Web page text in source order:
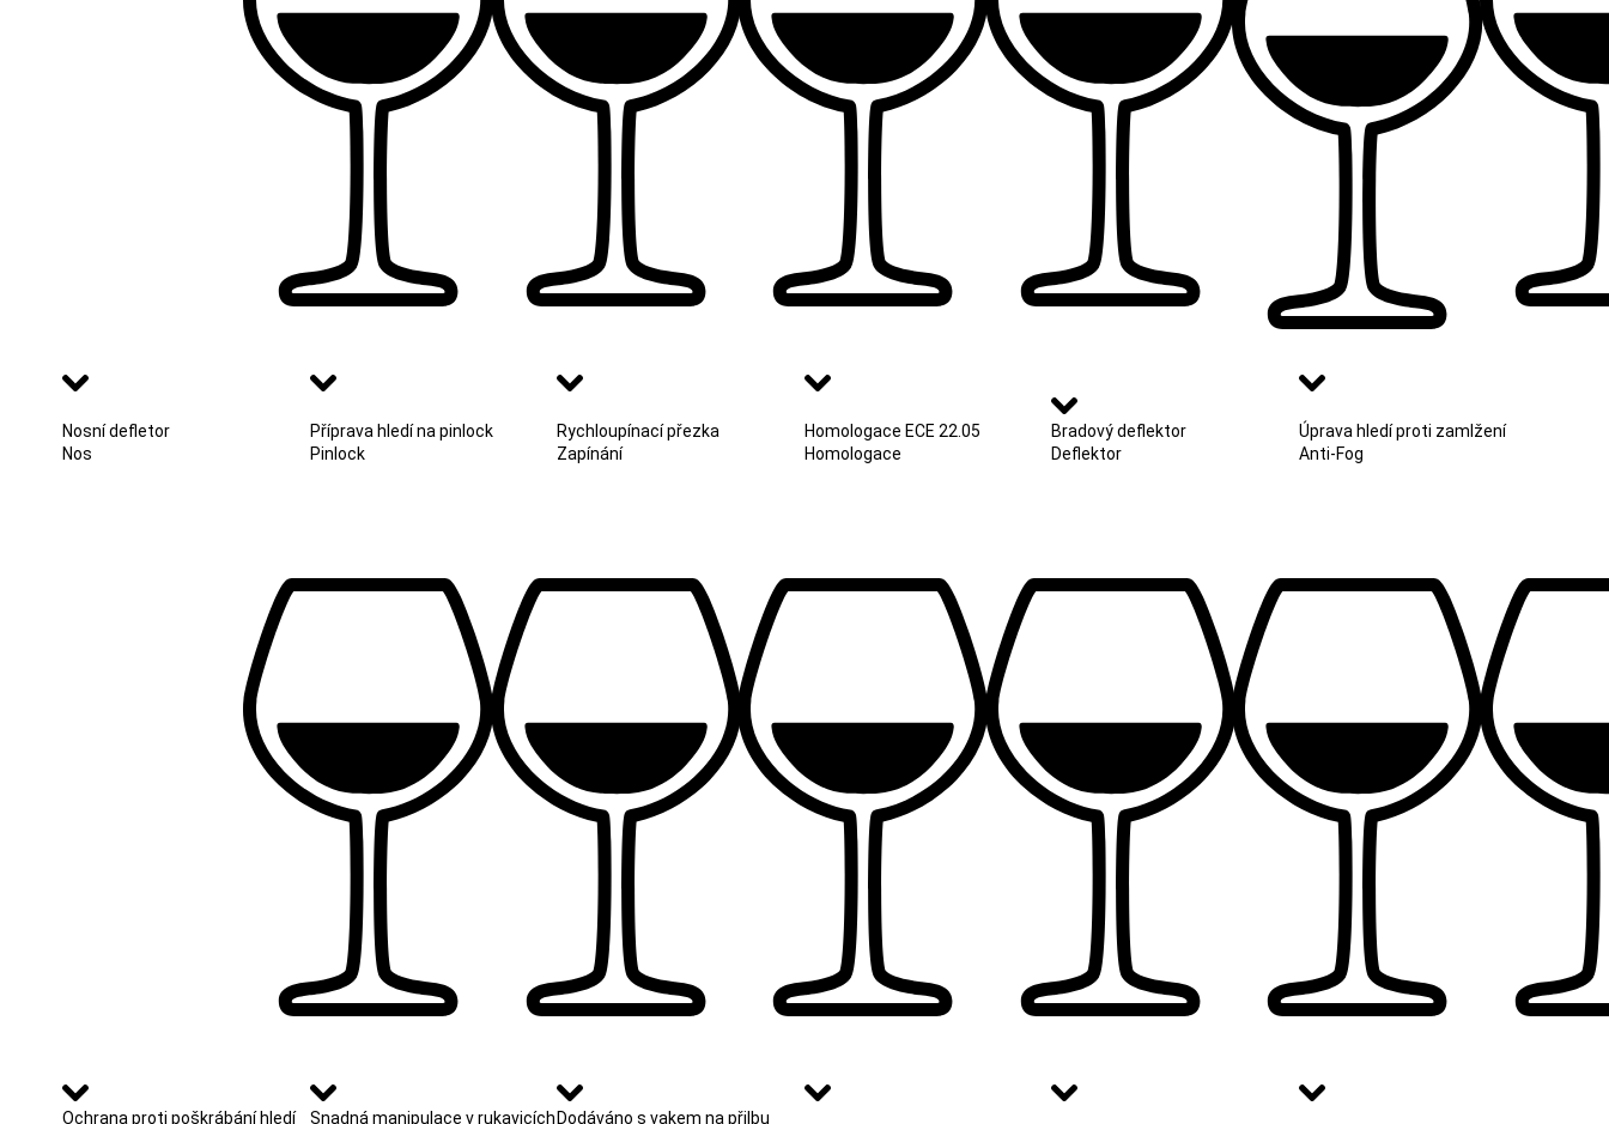
Nosní defletor
Nos
Příprava hledí na pinlock
Pinlock
Rychloupínací přezka
Zapínání
Homologace ECE 22.05
Homologace
Bradový deflektor
Deflektor
Úprava hledí proti zamlžení
Anti-Fog
Ochrana proti poškrábání hledí Snadná manipulace v rukavicích Dodáváno s vakem na přilbu